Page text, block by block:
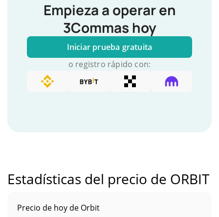
Empieza a operar en
3Commas hoy
Iniciar prueba gratuita
o registro rápido con:
Estadísticas del precio de ORBIT
Precio de hoy de Orbit